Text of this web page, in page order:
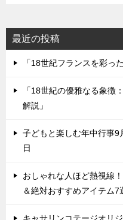
最近の投稿
「18世紀フランスを彩っ
「18世紀の優雅なる象徴
解説」
子どもと楽しむ年中行事
日
おしゃれな人ほど熱視線
＆絶対おすすめアイテム7
キャサリンコテージオリ